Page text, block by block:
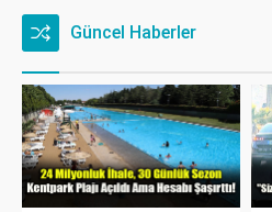
Güncel Haberler